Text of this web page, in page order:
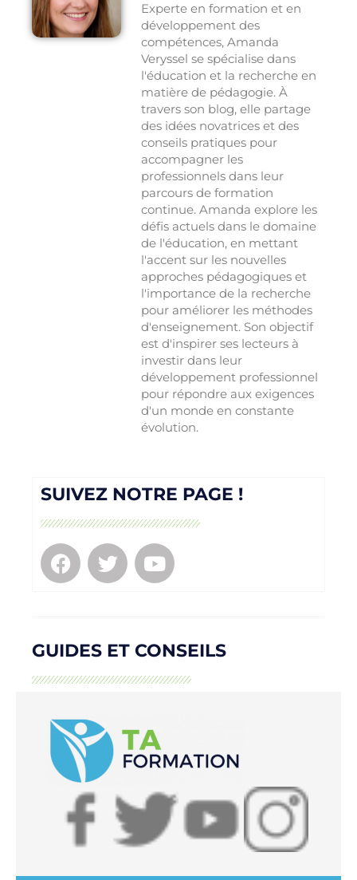
Experte en formation et en
développement des
compétences, Amanda
Veryssel se spécialise dans
l'éducation et la recherche en
matière de pédagogie. À
travers son blog, elle partage
des idées novatrices et des
conseils pratiques pour
accompagner les
professionnels dans leur
parcours de formation
continue. Amanda explore les
défis actuels dans le domaine
de l'éducation, en mettant
l'accent sur les nouvelles
approches pédagogiques et
l'importance de la recherche
pour améliorer les méthodes
d'enseignement. Son objectif
est d'inspirer ses lecteurs à
investir dans leur
développement professionnel
pour répondre aux exigences
d'un monde en constante
évolution.
SUIVEZ NOTRE PAGE !
GUIDES ET CONSEILS